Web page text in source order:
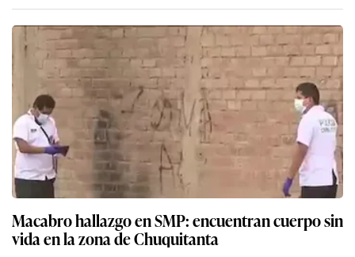
Macabro hallazgo en SMP: encuentran cuerpo sin
vida en la zona de Chuquitanta